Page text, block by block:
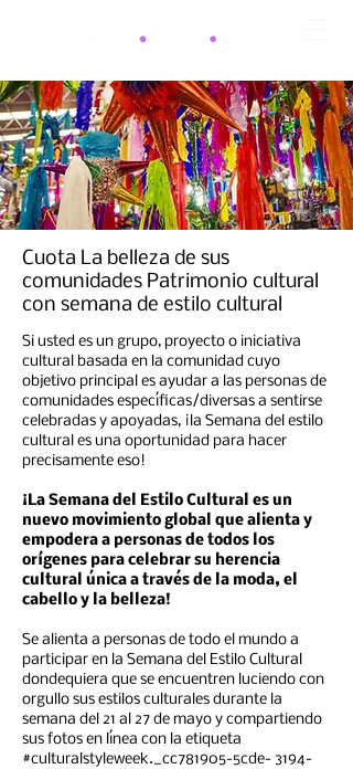
Cuota La belleza de sus
comunidades Patrimonio cultural
con semana de estilo cultural
Si usted es un grupo, proyecto o iniciativa
cultural basada en la comunidad cuyo
objetivo principal es ayudar a las personas de
comunidades específicas/diversas a sentirse
celebradas y apoyadas, ¡la Semana del estilo
cultural es una oportunidad para hacer
precisamente eso!
¡La Semana del Estilo Cultural es un
nuevo movimiento global que alienta y
empodera a personas de todos los
orígenes para celebrar su herencia
cultural única a través de la moda, el
cabello y la belleza!
Se alienta a personas de todo el mundo a
participar en la Semana del Estilo Cultural
dondequiera que se encuentren luciendo con
orgullo sus estilos culturales durante la
semana del 21 al 27 de mayo y compartiendo
sus fotos en línea con la etiqueta
#culturalstyleweek._cc781905-5cde- 3194-